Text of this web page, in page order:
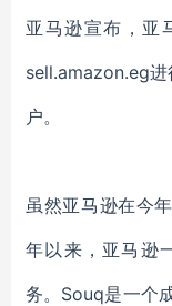
亚马逊宣布，亚
sell.amazon.eg
户。
虽然亚马逊在今
年以来，亚马逊
务。Souq是一个